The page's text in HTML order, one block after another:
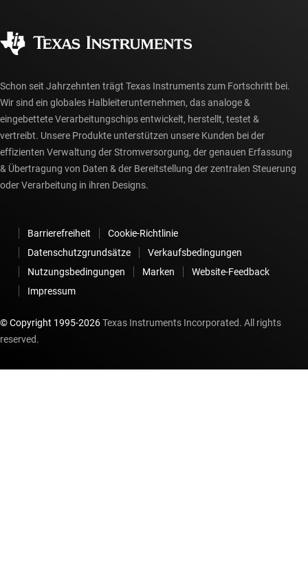
myTI-Konto FAQs
Schon seit Jahrzehnten trägt Texas Instruments zum Fortschritt bei.
Wir sind ein globales Halbleiterunternehmen, das analoge &
eingebettete Verarbeitungschips entwickelt, herstellt, testet &
vertreibt. Unsere Produkte unterstützen unsere Kunden bei der
effizienten Verwaltung der Stromversorgung, der genauen Erfassung
& Übertragung von Daten & der Bereitstellung der zentralen Steuerung
oder Verarbeitung in ihren Designs.
Barrierefreiheit
Cookie-Richtlinie
Datenschutzgrundsätze
Verkaufsbedingungen
Nutzungsbedingungen
Marken
Website-Feedback
Impressum
© Copyright 1995-2026Texas Instruments Incorporated. All rights
reserved.